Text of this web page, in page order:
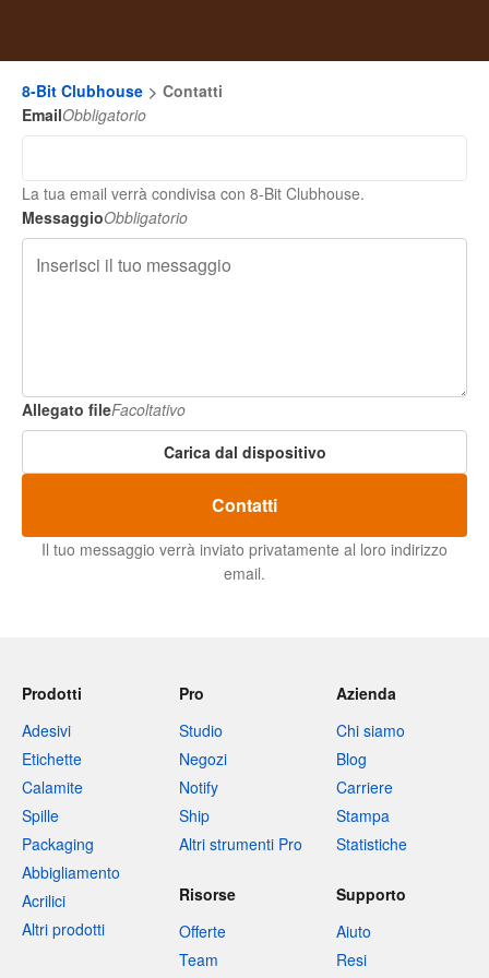
8-Bit Clubhouse
Contatti
EmailObbligatorio
La tua email verrà condivisa con 8-Bit Clubhouse.
MessaggioObbligatorio
Allegato fileFacoltativo
Carica dal dispositivo
Contatti
Il tuo messaggio verrà inviato privatamente al loro indirizzo
email.
Prodotti
Adesivi
Etichette
Calamite
Spille
Packaging
Abbigliamento
Acrilici
Altri prodotti
Pro
Studio
Negozi
Notify
Ship
Altri strumenti Pro
Azienda
Chi siamo
Blog
Carriere
Stampa
Statistiche
Risorse
Offerte
Team
Supporto
Aiuto
Resi